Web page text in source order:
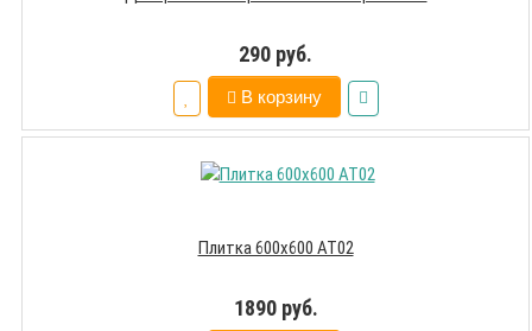
290 руб.
В корзину
Плитка 600х600 АТ02
1890 руб.